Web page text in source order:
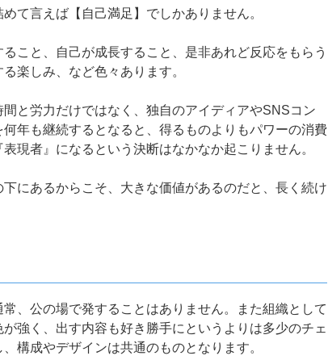
て言えば【自己満足】でしかありません。
こと、自己が成長すること、是非あれど反応をもらう
楽しみ、など色々あります。
と労力だけではなく、独自のアイディアやSNSコン
何年も継続するとなると、得るものよりもパワーの消費
現者』になるという決断はなかなか起こりません。
にあるからこそ、大きな価値があるのだと、長く続け
、公の場で発することはありません。また組織として
強く、出す内容も好き勝手にというよりは多少のチェ
構成やデザインは共通のものとなります。